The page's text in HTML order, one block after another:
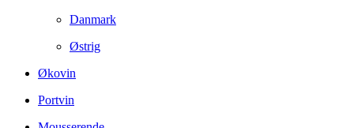
Danmark
Østrig
Økovin
Portvin